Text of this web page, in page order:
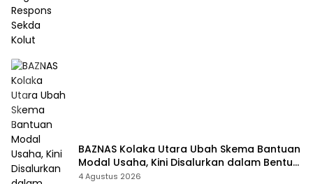
BAZNAS Kolaka Utara Ubah Skema Bantuan
Modal Usaha, Kini Disalurkan dalam Bentuk
Barang Senilai Rp419,5 Juta
4 Agustus 2026